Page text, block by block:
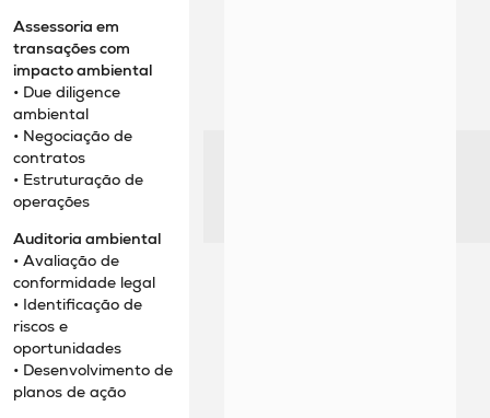
Assessoria em
transações com
impacto ambiental
• Due diligence
ambiental
• Negociação de
contratos
• Estruturação de
operações
Auditoria ambiental
• Avaliação de
conformidade legal
• Identificação de
riscos e
oportunidades
• Desenvolvimento de
planos de ação